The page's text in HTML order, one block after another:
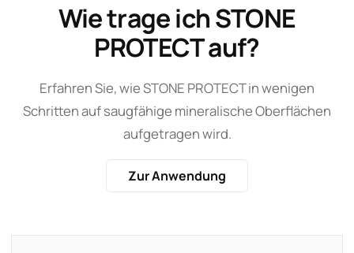
Wie trage ich STONE
PROTECT auf?
Erfahren Sie, wie STONE PROTECT in wenigen
Schritten auf saugfähige mineralische Oberflächen
aufgetragen wird.
Zur Anwendung